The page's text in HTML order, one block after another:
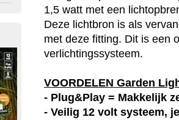
1,5 watt met een
Deze lichtbron is als
met deze fitting. Dit is een
verlichtingssysteem.
VOORDELEN Garden
- Plug&Play = Makkelijk
- Veilig 12 volt systeem,